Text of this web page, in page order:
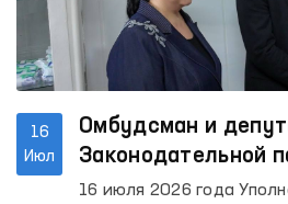
«Юксалиш» Х.
16
Июл
Омбудсман и
Законодательной
мониторинг ряда
16 июля 2026 года